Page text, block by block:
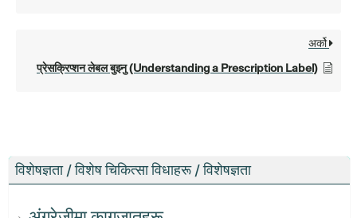
विशेषज्ञता / विशेष चिकित्सा विधाहरू / विशेषज्ञता
अर्को
प्रेसक्रिप्शन लेबल बुझ्नु (Understanding a Prescription Label)